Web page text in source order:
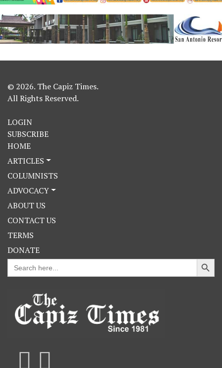
© 2026. The Capiz Times.
All Rights Reserved.
LOGIN
SUBSCRIBE
HOME
ARTICLES
COLUMNISTS
ADVOCACY
ABOUT US
CONTACT US
TERMS
DONATE
Search
for:
Search Button